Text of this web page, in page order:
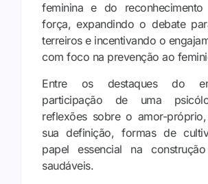
feminina e do
força, expandindo o debate
terreiros e incentivando o
com foco na prevenção ao
Entre os destaques do
participação de uma
reflexões sobre o amor-
sua definição, formas de
papel essencial na
saudáveis.